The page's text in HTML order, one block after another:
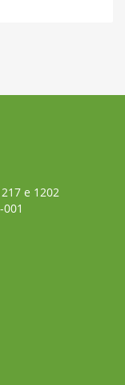
e 1202